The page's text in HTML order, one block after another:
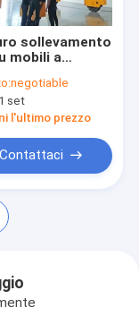
sollevamento
mobili a
negotiable
1 set
l'ultimo prezzo
Contattaci